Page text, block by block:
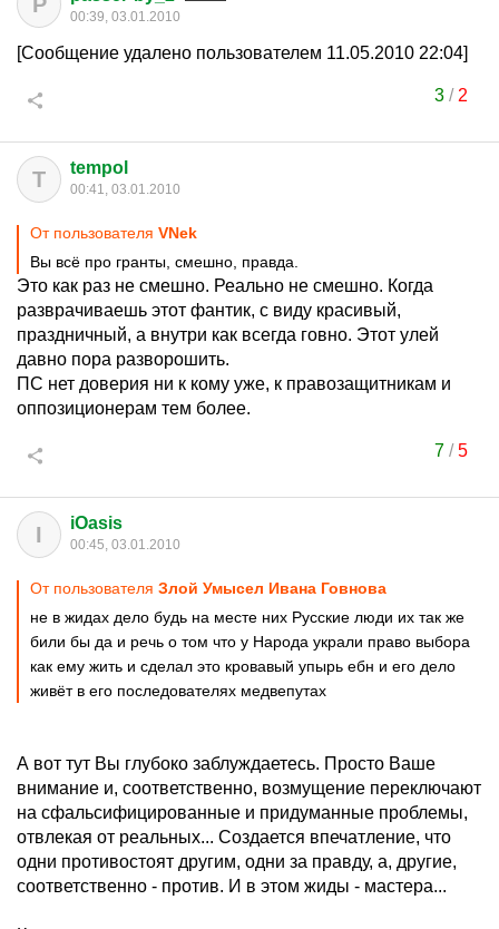
00:39, 03.01.2010
[Сообщение удалено пользователем 11.05.2010 22:04]
3/ 2
T tempol
00:41, 03.01.2010
От пользователя VNek
Вы всё про гранты, смешно, правда.
Это как раз не смешно. Реально не смешно. Когда
разврачиваешь этот фантик, с виду красивый,
праздничный, а внутри как всегда говно. Этот улей
давно пора разворошить.
ПС нет доверия ни к кому уже, к правозащитникам и
оппозиционерам тем более.
7/5
I iOasis
00:45, 03.01.2010
От пользователя Злой Умысел Ивана Говнова
не в жидах дело будь на месте них Русские люди их так же
били бы да и речь о том что у Народа украли право выбора
как ему жить и сделал это кровавый упырь ебн и его дело
живёт в его последователях медвепутах
А вот тут Вы глубоко заблуждаетесь. Просто Ваше
внимание и, соответственно, возмущение переключают
на сфальсифицированные и придуманные проблемы,
отвлекая от реальных... Создается впечатление, что
одни противостоят другим, одни за правду, а, другие,
соответственно - против. И в этом жиды - мастера...